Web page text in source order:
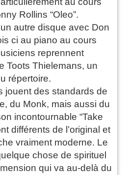
Rollins “Oleo”.
autre disque avec Don
ci au piano au cours
reprennent
Toots Thielemans, un
répertoire.
jouent des standards de
du Monk, mais aussi du
incontournable “Take
différents de l’original et
vraiment moderne. Le
chose de spirituel
qui va au-delà du